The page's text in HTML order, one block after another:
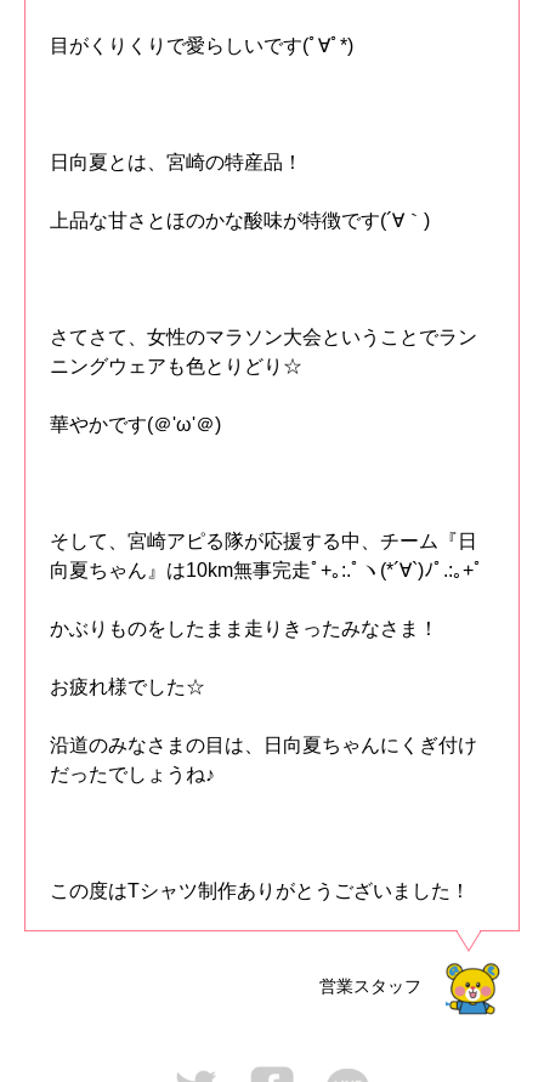
目がくりくりで愛らしいです(ﾟ∀ﾟ*)
日向夏とは、宮崎の特産品！
上品な甘さとほのかな酸味が特徴です(´∀｀)
さてさて、女性のマラソン大会ということでラン
ニングウェアも色とりどり☆
華やかです(＠'ω'＠)
そして、宮崎アピる隊が応援する中、チーム『日
向夏ちゃん』は10km無事完走ﾟ+｡:.ﾟヽ(*´∀`)ﾉﾟ.:｡+ﾟ
かぶりものをしたまま走りきったみなさま！
お疲れ様でした☆
沿道のみなさまの目は、日向夏ちゃんにくぎ付け
だったでしょうね♪
この度はTシャツ制作ありがとうございました！
営業スタッフ